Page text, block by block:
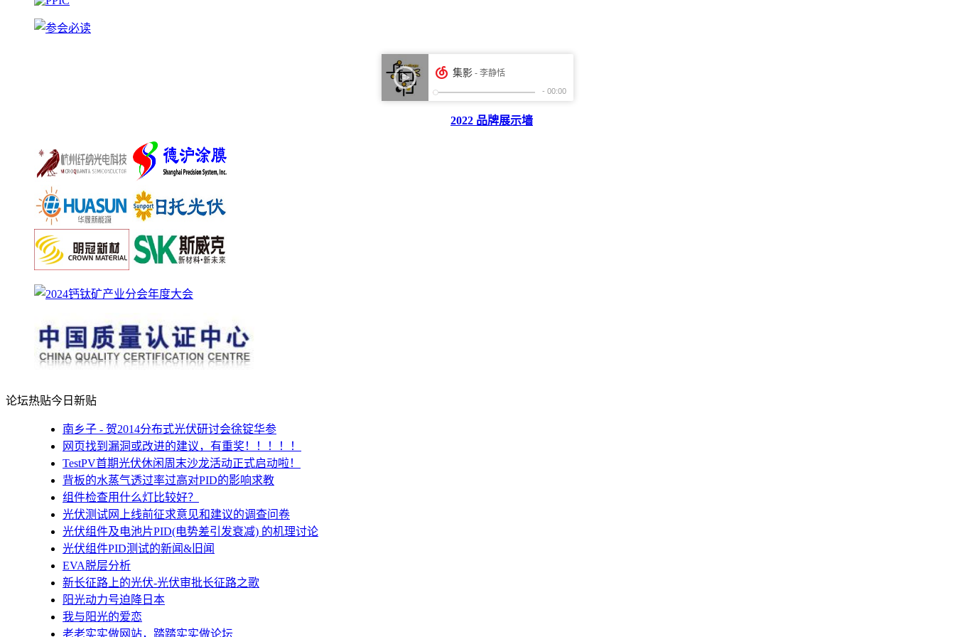
2022 品牌展示墙
论坛热贴今日新贴
南乡子 - 贺2014分布式光伏研讨会徐锭华参
网页找到漏洞或改进的建议，有重奖！！！！！
TestPV首期光伏休闲周末沙龙活动正式启动啦！
背板的水蒸气透过率过高对PID的影响求教
组件检查用什么灯比较好？
光伏测试网上线前征求意见和建议的调查问卷
光伏组件及电池片PID(电势差引发衰减) 的机理讨论
光伏组件PID测试的新闻&旧闻
EVA脱层分析
新长征路上的光伏-光伏审批长征路之歌
阳光动力号迫降日本
我与阳光的爱恋
老老实实做网站，踏踏实实做论坛